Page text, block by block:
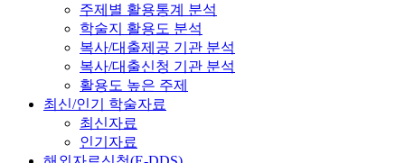
주제별 활용통계 분석
학술지 활용도 분석
복사/대출제공 기관 분석
복사/대출신청 기관 분석
활용도 높은 주제
최신/인기 학술자료
최신자료
인기자료